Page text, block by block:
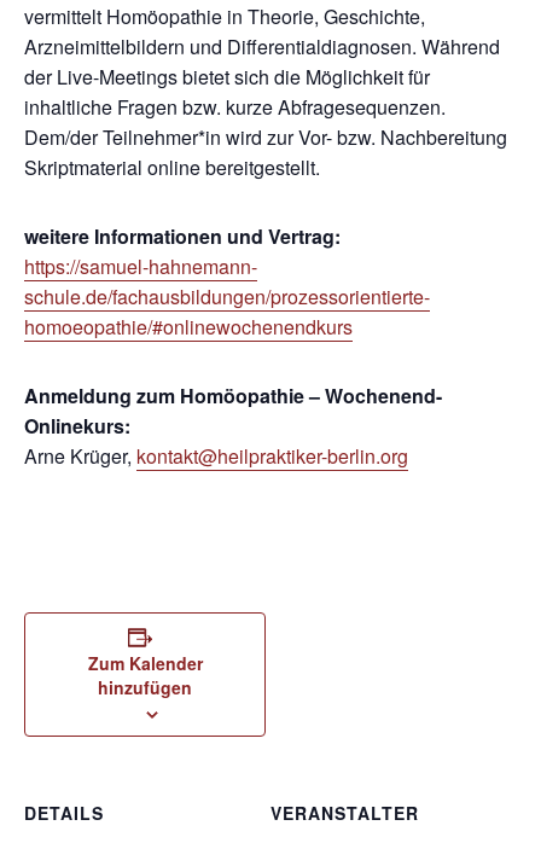
vermittelt Homöopathie in Theorie, Geschichte,
Arzneimittelbildern und Differentialdiagnosen. Während
der Live-Meetings bietet sich die Möglichkeit für
inhaltliche Fragen bzw. kurze Abfragesequenzen.
Dem/der Teilnehmer*in wird zur Vor- bzw. Nachbereitung
Skriptmaterial online bereitgestellt.
weitere Informationen und Vertrag:
https://samuel-hahnemann-
schule.de/fachausbildungen/prozessorientierte-
homoeopathie/#onlinewochenendkurs
Anmeldung zum Homöopathie – Wochenend-
Onlinekurs:
Arne Krüger, kontakt@heilpraktiker-berlin.org
Zum Kalender
hinzufügen
DETAILS
VERANSTALTER